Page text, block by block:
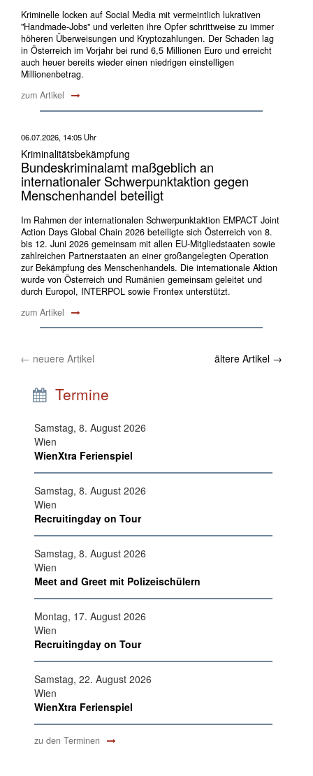
Kriminelle locken auf Social Media mit vermeintlich lukrativen
"Handmade-Jobs" und verleiten ihre Opfer schrittweise zu immer
höheren Überweisungen und Kryptozahlungen. Der Schaden lag
in Österreich im Vorjahr bei rund 6,5 Millionen Euro und erreicht
auch heuer bereits wieder einen niedrigen einstelligen
Millionenbetrag.
zum Artikel
06.07.2026, 14:05 Uhr
Kriminalitätsbekämpfung
Bundeskriminalamt maßgeblich an
internationaler Schwerpunktaktion gegen
Menschenhandel beteiligt
Im Rahmen der internationalen Schwerpunktaktion EMPACT Joint
Action Days Global Chain 2026 beteiligte sich Österreich von 8.
bis 12. Juni 2026 gemeinsam mit allen EU-Mitgliedstaaten sowie
zahlreichen Partnerstaaten an einer großangelegten Operation
zur Bekämpfung des Menschenhandels. Die internationale Aktion
wurde von Österreich und Rumänien gemeinsam geleitet und
durch Europol, INTERPOL sowie Frontex unterstützt.
zum Artikel
← neuere Artikel ältere Artikel →
Termine
Samstag, 8. August 2026
Wien
WienXtra Ferienspiel
Samstag, 8. August 2026
Wien
Recruitingday on Tour
Samstag, 8. August 2026
Wien
Meet and Greet mit Polizeischülern
Montag, 17. August 2026
Wien
Recruitingday on Tour
Samstag, 22. August 2026
Wien
WienXtra Ferienspiel
zu den Terminen